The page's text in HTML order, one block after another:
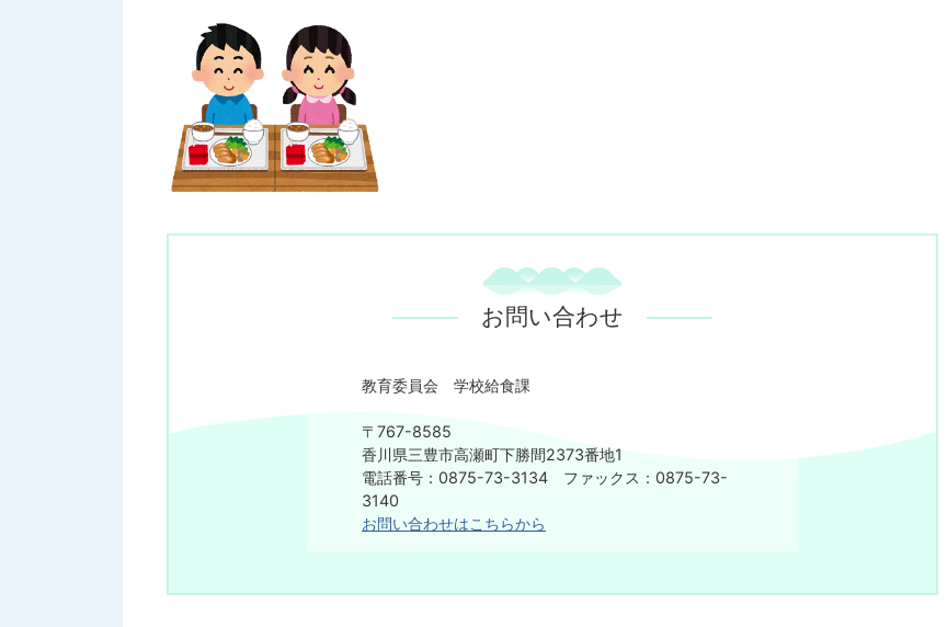
お問い合わせ
教育委員会 学校給食課
〒767-8585
香川県三豊市高瀬町下勝間2373番地1
電話番号：0875-73-3134 ファックス：0875-73-
3140
お問い合わせはこちらから